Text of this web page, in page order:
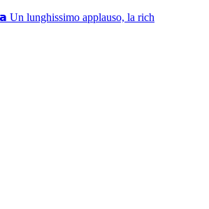
lunghissimo applauso, la rich